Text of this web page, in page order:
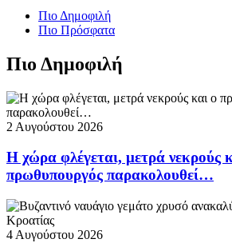
Πιο Δημοφιλή
Πιο Πρόσφατα
Πιο Δημοφιλή
2 Αυγούστου 2026
Η χώρα φλέγεται, μετρά νεκρούς
πρωθυπουργός παρακολουθεί…
4 Αυγούστου 2026